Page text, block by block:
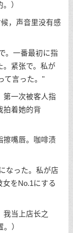
）
，声音里没有感
一番最初に指
。紧张で。私が
て言った。"
一次被客人指
拍着她的背
嘴唇。咖啡渍
なった。私が店
をNo.1にする
当上店长之
）